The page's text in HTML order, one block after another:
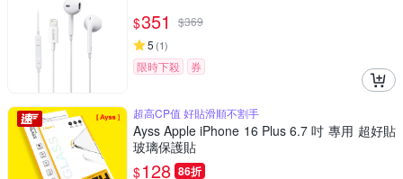
$351 $369
5 (1)
限時下殺 券
超高CP值 好貼滑順不割手
Ayss Apple iPhone 16 Plus 6.7 吋 專用 超好貼
玻璃保護貼
$128 86折